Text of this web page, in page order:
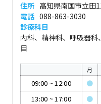
住所 高知県南国市立田
電話 088-863-3030
診療科目
内科、精神科、呼吸器
目
月
09:00 ~12:00 ●
13:00 ~17:00 ●